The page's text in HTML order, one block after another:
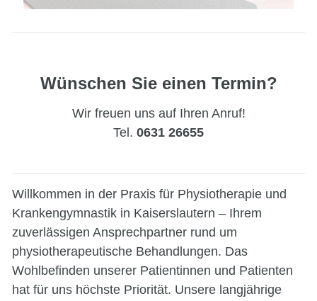
Wünschen Sie einen Termin?
Wir freuen uns auf Ihren Anruf!
Tel. 0631 26655
Willkommen in der Praxis für Physiotherapie und
Krankengymnastik in Kaiserslautern – Ihrem
zuverlässigen Ansprechpartner rund um
physiotherapeutische Behandlungen. Das
Wohlbefinden unserer Patientinnen und Patienten
hat für uns höchste Priorität. Unsere langjährige